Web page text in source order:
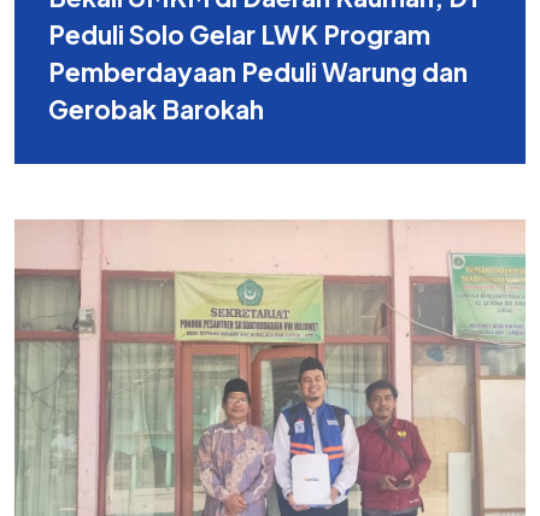
Peduli Solo Gelar LWK Program
Pemberdayaan Peduli Warung dan
Gerobak Barokah